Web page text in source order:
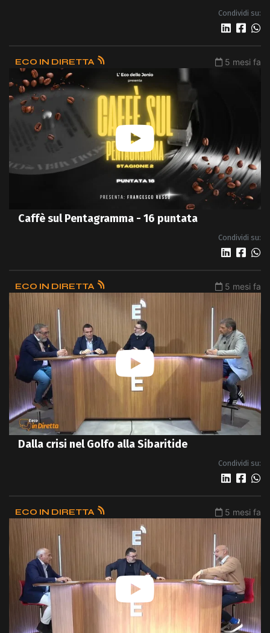
Condividi su:
ECO IN DIRETTA 5 mesi fa
Caffè sul Pentagramma - 16 puntata
Condividi su:
ECO IN DIRETTA 5 mesi fa
Dalla crisi nel Golfo alla Sibaritide
Condividi su:
ECO IN DIRETTA 5 mesi fa